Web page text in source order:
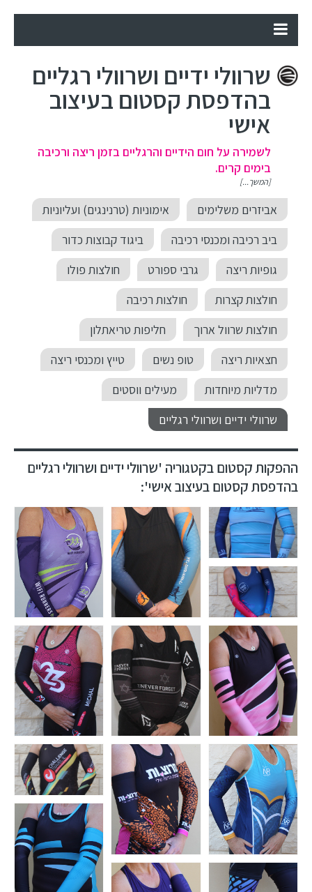
שרוולי ידיים ושרוולי רגליים
בהדפסת קסטום בעיצוב
אישי
לשמירה על חום הידיים והרגליים בזמן ריצה ורכיבה
בימים קרים.
[המשך...]
אביזרים משלימים
אימוניות (טרנינגים) ועליוניות
ביב רכיבה ומכנסי רכיבה
ביגוד קבוצות כדור
גופיות ריצה
גרבי ספורט
חולצות פולו
חולצות קצרות
חולצות רכיבה
חולצות שרוול ארוך
חליפות טריאתלון
חצאיות ריצה
טופ נשים
טייץ ומכנסי ריצה
מדליות מיוחדות
מעילים ווסטים
שרוולי ידיים ושרוולי רגליים
ההפקות קסטום בקטגוריה 'שרוולי ידיים ושרוולי רגליים
בהדפסת קסטום בעיצוב אישי':